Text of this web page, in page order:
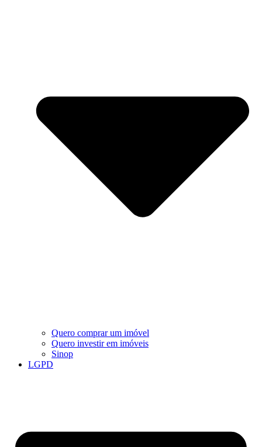
Quero comprar um imóvel
Quero investir em imóveis
Sinop
LGPD